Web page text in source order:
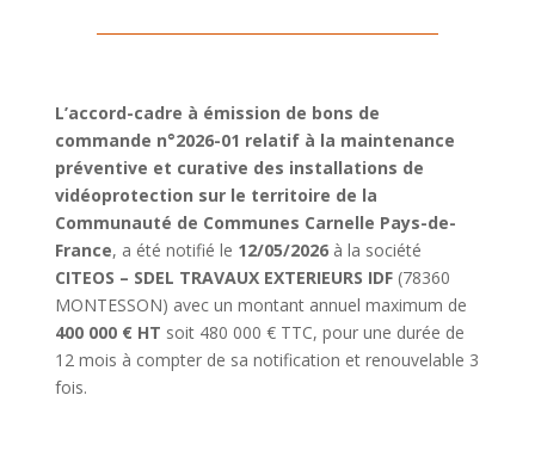
L’accord-cadre à émission de bons de
commande n°2026-01 relatif à la maintenance
préventive et curative des installations de
vidéoprotection sur le territoire de la
Communauté de Communes Carnelle Pays-de-
France, a été notifié le 12/05/2026à la société
CITEOS – SDEL TRAVAUX EXTERIEURS IDF(78360
MONTESSON) avec un montant annuel maximum de
400 000 € HT soit 480 000 € TTC, pour une durée de
12 mois à compter de sa notification et renouvelable 3
fois.